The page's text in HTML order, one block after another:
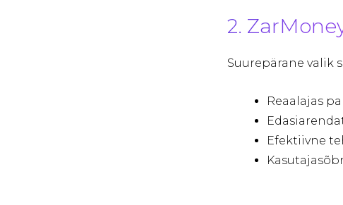
2.
Suurepärane valik
Reaalajas
Efektiivne